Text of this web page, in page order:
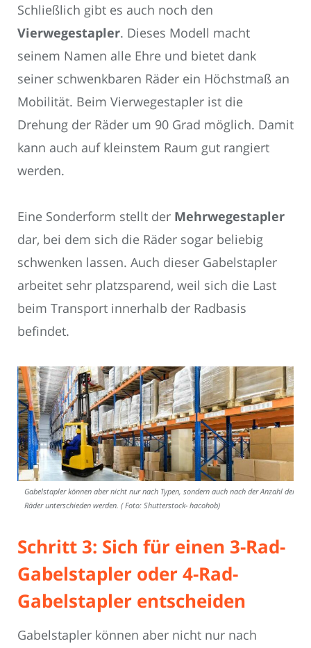
Schließlich gibt es auch noch den
Vierwegestapler. Dieses Modell macht
seinem Namen alle Ehre und bietet dank
seiner schwenkbaren Räder ein Höchstmaß an
Mobilität. Beim Vierwegestapler ist die
Drehung der Räder um 90 Grad möglich. Damit
kann auch auf kleinstem Raum gut rangiert
werden.
Eine Sonderform stellt der Mehrwegestapler
dar, bei dem sich die Räder sogar beliebig
schwenken lassen. Auch dieser Gabelstapler
arbeitet sehr platzsparend, weil sich die Last
beim Transport innerhalb der Radbasis
befindet.
Gabelstapler können aber nicht nur nach Typen, sondern auch nach der Anzahl der
Räder unterschieden werden. ( Foto: Shutterstock- hacohob)
Schritt 3: Sich für einen 3-Rad-
Gabelstapler oder 4-Rad-
Gabelstapler entscheiden
Gabelstapler können aber nicht nur nach